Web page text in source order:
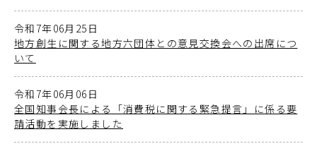
令和7年06月25日
地方創生に関する地方六団体との意見交換会への出席につ
いて
令和7年06月06日
全国知事会長による「消費税に関する緊急提言」に係る要
請活動を実施しました